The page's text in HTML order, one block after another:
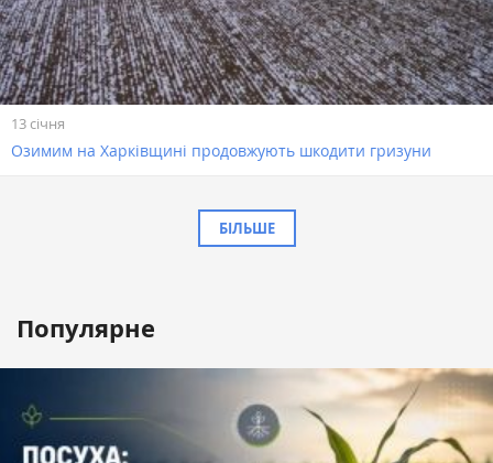
13 січня
Озимим на Харківщині продовжують шкодити гризуни
БІЛЬШЕ
Популярне